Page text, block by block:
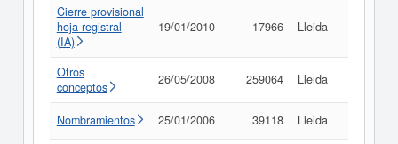
Cierre provisional
hoja registral
(IA)
19/01/2010 17966 Lleida
Otros
conceptos
26/05/2008 259064 Lleida
Nombramientos 25/01/2006 39118 Lleida